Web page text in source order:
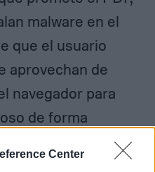
Center
malware en el
que el usuario
aprovechan de
navegador para
de forma